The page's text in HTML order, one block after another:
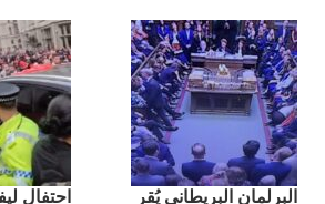
البرلمان البريطاني يُقر